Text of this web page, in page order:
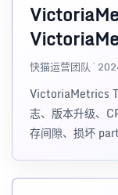
快猫运营团队 ·
VictoriaMetrics
志、版本升级、
存间隙、损坏